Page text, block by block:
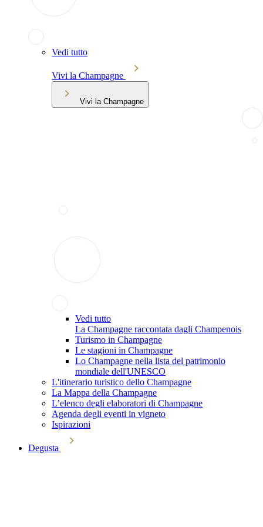
Vedi tutto
Vivi la Champagne
Vivi la Champagne
Vedi tutto
La Champagne raccontata dagli Champenois
Turismo in Champagne
Le stagioni in Champagne
Lo Champagne nella lista del patrimonio
mondiale dell'UNESCO
L'itinerario turistico dello Champagne
La Mappa della Champagne
L’elenco degli elaboratori di Champagne
Agenda degli eventi in vigneto
Ispirazioni
Degusta